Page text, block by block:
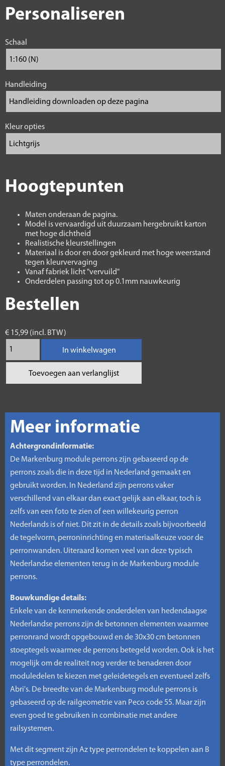
Personaliseren
Schaal
Handleiding
Kleur opties
Hoogtepunten
Maten onderaan de pagina.
Model is vervaardigd uit duurzaam hergebruikt karton
met hoge dichtheid
Realistische kleurstellingen
Materiaal is door en door gekleurd met hoge weerstand
tegen kleurvervaging
Vanaf fabriek licht "vervuild"
Onderdelen passing tot op 0.1mm nauwkeurig
Bestellen
€ 15,99 (incl. BTW)
In winkelwagen
Toevoegen aan verlanglijst
Meer informatie
Achtergrondinformatie:
De Markenburg module perrons zijn gebaseerd op de
perrons zoals die in deze tijd in Nederland gemaakt en
gebruikt worden. In Nederland zijn perrons vaker
verschillend van elkaar dan exact gelijk aan elkaar, toch is
zelfs van een foto te zien of een willekeurig perron
Nederlands is of niet. Dit zit in de details zoals bijvoorbeeld
de tegelvorm, perroninrichting en materiaalkeuze voor de
perronwanden. Uiteraard komen veel van deze typisch
Nederlandse elementen terug in de Markenburg module
perrons.
Bouwkundige details:
Enkele van de kenmerkende onderdelen van hedendaagse
Nederlandse perrons zijn de betonnen elementen waarmee
perronrand wordt opgebouwd en de 30x30 cm betonnen
stoeptegels waarmee de perrons betegeld worden. Ook is het
mogelijk om de realiteit nog verder te benaderen door
moduledelen te kiezen met geleidetegels en eventueel zelfs
Abri's. De breedte van de Markenburg module perrons is
gebaseerd op de railgeometrie van Peco code 55. Maar zijn
even goed te gebruiken in combinatie met andere
railsystemen.
Met dit segment zijn Az type perrondelen te koppelen aan B
type perrondelen.